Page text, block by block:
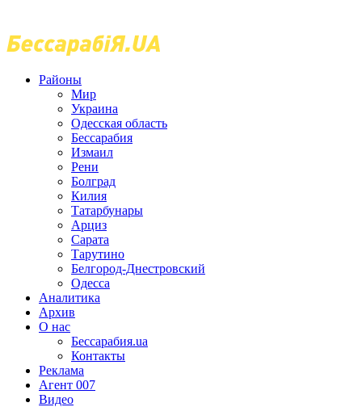
Районы
Мир
Украина
Одесская область
Бессарабия
Измаил
Рени
Болград
Килия
Татарбунары
Арциз
Сарата
Тарутино
Белгород-Днестровский
Одесса
Аналитика
Архив
О нас
Бессарабия.ua
Контакты
Реклама
Агент 007
Видео